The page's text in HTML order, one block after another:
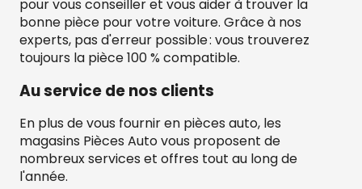
pour vous conseiller et vous aider à trouver la
bonne pièce pour votre voiture. Grâce à nos
experts, pas d'erreur possible : vous trouverez
toujours la pièce 100 % compatible.
Au service de nos clients
En plus de vous fournir en pièces auto, les
magasins Pièces Auto vous proposent de
nombreux services et offres tout au long de
l'année.